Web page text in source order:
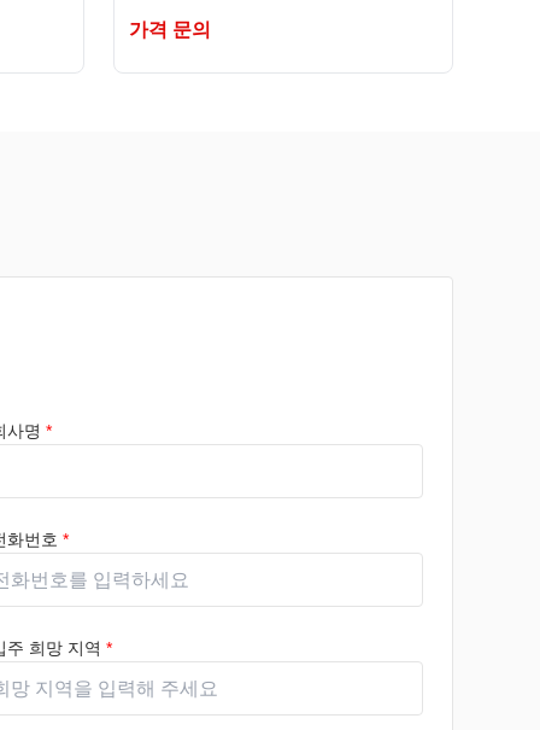
가격 문의
사명 *
화번호 *
주 희망 지역 *